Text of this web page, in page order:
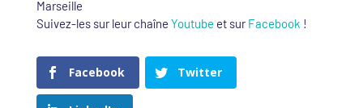
Marseille
Suivez-les sur leur chaîne Youtube et surFacebook !
Facebook Twitter